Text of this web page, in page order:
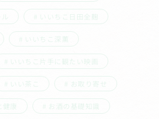
いいちこ日田全麹
いいちこ深薫
いいちこ片手に観たい映画
いい茶こ お取り寄せ
健康 お酒の基礎知識